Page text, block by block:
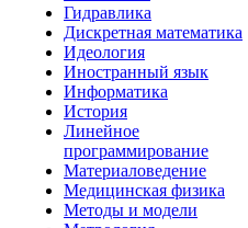
Гидравлика
Дискретная математика
Идеология
Иностранный язык
Информатика
История
Линейное
программирование
Материаловедение
Медицинская физика
Методы и модели